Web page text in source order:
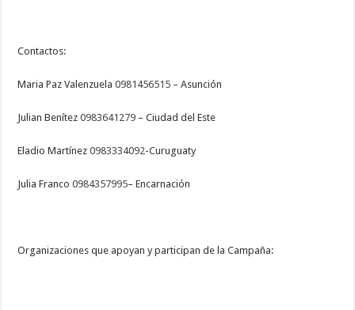
Contactos:
Maria Paz Valenzuela0981456515 – Asunción
Julian Benítez0983641279 – Ciudad del Este
Eladio Martínez0983334092-Curuguaty
Julia Franco0984357995– Encarnación
Organizaciones que apoyan y participan de la Campaña: